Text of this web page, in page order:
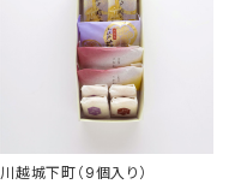
川越城下町（9個入り）